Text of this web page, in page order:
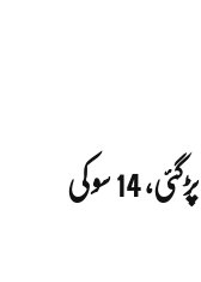
خاتون کو امتیاز اسٹور پر خریداری مہنگی پڑگئی، 14 سو کی